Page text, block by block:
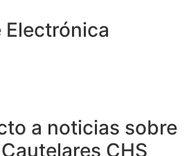
Electrónica
a noticias sobre
CHS